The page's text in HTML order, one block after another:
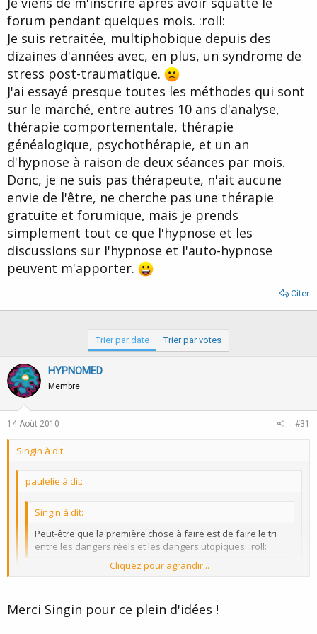
d
e
a
d
i
c
u
s
i
o
t
forum pendant quelques mois. :roll:
Je suis retraitée, multiphobique depuis des
dizaines d'années avec, en plus, un syndrome de
stress post-traumatique.
J'ai essayé presque toutes les méthodes qui sont
sur le marché, entre autres 10 ans d'analyse,
thérapie comportementale, thérapie
généalogique, psychothérapie, et un an
d'hypnose à raison de deux séances par mois.
Donc, je ne suis pas thérapeute, n'ait aucune
envie de l'être, ne cherche pas une thérapie
gratuite et forumique, mais je prends
simplement tout ce que l'hypnose et les
discussions sur l'hypnose et l'auto-hypnose
peuvent m'apporter.
Citer
Trier par date Trier par votes
HYPNOMED
Membre
14 Août 2010 #31
Singin à dit:
paulelie à dit:
Singin à dit:
Peut-être que la première chose à faire est de faire le tri
entre les dangers réels et les dangers utopiques. :roll:
vous voulez dire fictifs?
de phobies et de peurs.
. La première. Une phobie correspond à un événement ponctuel.
Cliquez pour agrandir...
Merci Singin pour ce plein d'idées !